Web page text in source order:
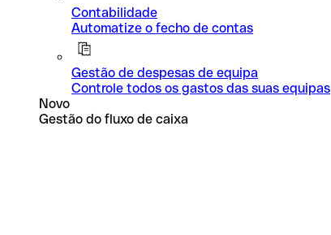
Contabilidade
Automatize o fecho de contas
Gestão de despesas de equipa
Controle todos os gastos das suas equipas
Novo
Gestão do fluxo de caixa